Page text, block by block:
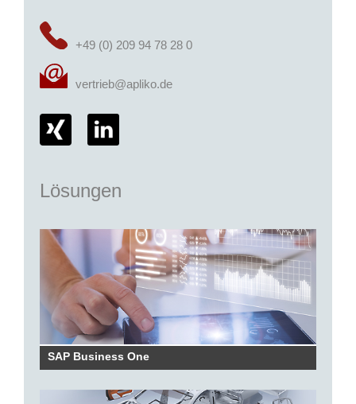
+49 (0) 209 94 78 28 0
vertrieb@apliko.de
Lösungen
SAP Business One